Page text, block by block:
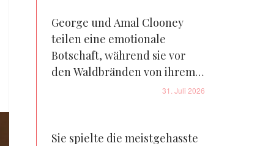
George und Amal Clooney
teilen eine emotionale
Botschaft, während sie vor
den Waldbränden von ihrem
Bauernhof in Frankreich31. Juli 2026
Sie spielte die meistgehasste